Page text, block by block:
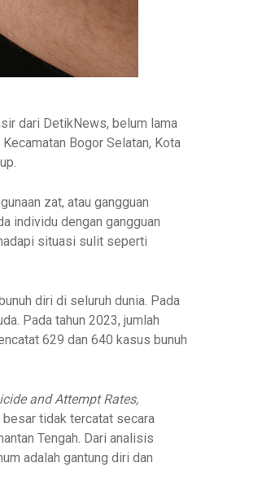
dari DetikNews, belum lama
Bogor Selatan, Kota
zat, atau gangguan
individu dengan gangguan
situasi sulit seperti
diri di seluruh dunia. Pada
Pada tahun 2023, jumlah
629 dan 640 kasus bunuh
and Attempt Rates,
tidak tercatat secara
Tengah. Dari analisis
adalah gantung diri dan